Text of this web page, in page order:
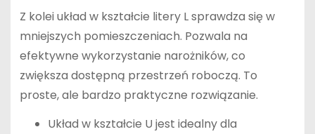
Z kolei układ w kształcie litery L sprawdza się w
mniejszych pomieszczeniach. Pozwala na
efektywne wykorzystanie narożników, co
zwiększa dostępną przestrzeń roboczą. To
proste, ale bardzo praktyczne rozwiązanie.
Układ w kształcie U jest idealny dla